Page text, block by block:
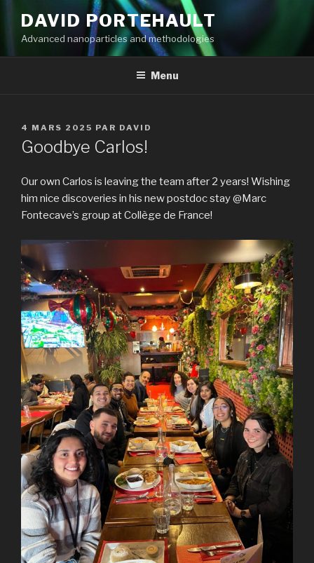
contenu
principal
DAVID PORTEHAULT
Advanced nanoparticles and methodologies
Menu
PUBLIÉ
LE
4 MARS 2025 PAR DAVID
Goodbye Carlos!
Our own Carlos is leaving the team after 2 years! Wishing
him nice discoveries in his new postdoc stay @Marc
Fontecave’s group at Collège de France!